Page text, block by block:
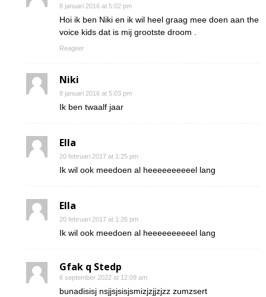
8 januari 2016 at 5:02 pm
Hoi ik ben Niki en ik wil heel graag mee doen aan the
voice kids dat is mij grootste droom .
Reageer
Niki
8 januari 2016 at 5:03 pm
Ik ben twaalf jaar
Ella
20 februari 2017 at 1:25 pm
Ik wil ook meedoen al heeeeeeeeeel lang
Ella
20 februari 2017 at 1:26 pm
Ik wil ook meedoen al heeeeeeeeeel lang
Gfak q Stedp
6 september 2022 at 12:09 am
bunadisisj nsjjsjsisjsmizjzjjzjzz zumzsert